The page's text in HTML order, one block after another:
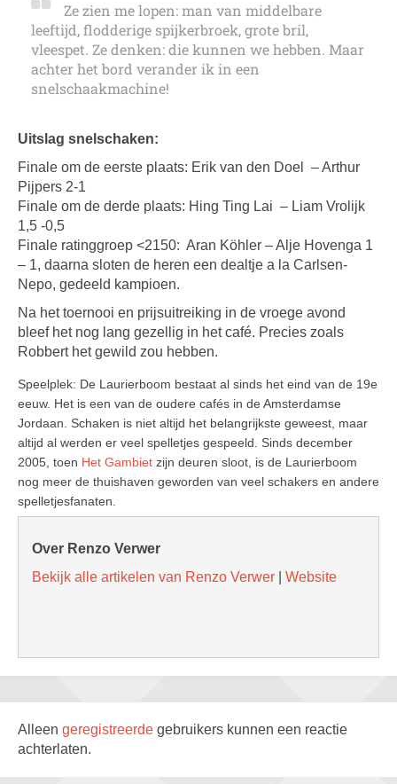
Ze zien me lopen: man van middelbare
leeftijd, flodderige spijkerbroek, grote bril,
vleespet. Ze denken: die kunnen we hebben. Maar
achter het bord verander ik in een
snelschaakmachine!
Uitslag snelschaken:
Finale om de eerste plaats: Erik van den Doel – Arthur
Pijpers 2-1
Finale om de derde plaats: Hing Ting Lai – Liam Vrolijk
1,5 -0,5
Finale ratinggroep <2150: Aran Köhler – Alje Hovenga 1
– 1, daarna sloten de heren een dealtje a la Carlsen-
Nepo, gedeeld kampioen.
Na het toernooi en prijsuitreiking in de vroege avond
bleef het nog lang gezellig in het café. Precies zoals
Robbert het gewild zou hebben.
Speelplek: De Laurierboom bestaat al sinds het eind van de 19e
eeuw. Het is een van de oudere cafés in de Amsterdamse
Jordaan. Schaken is niet altijd het belangrijkste geweest, maar
altijd al werden er veel spelletjes gespeeld. Sinds december
2005, toen Het Gambiet zijn deuren sloot, is de Laurierboom
nog meer de thuishaven geworden van veel schakers en andere
spelletjesfanaten.
Over Renzo Verwer
Bekijk alle artikelen van Renzo Verwer
Website
Alleen geregistreerde gebruikers kunnen een reactie
achterlaten.